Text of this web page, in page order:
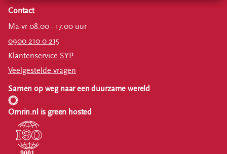
Contact
Ma-vr 08:00 - 17:00 uur
0900 210 0 215
Klantenservice SYP
Veelgestelde vragen
Samen op weg naar een duurzame wereld
Omrin.nl is green hosted